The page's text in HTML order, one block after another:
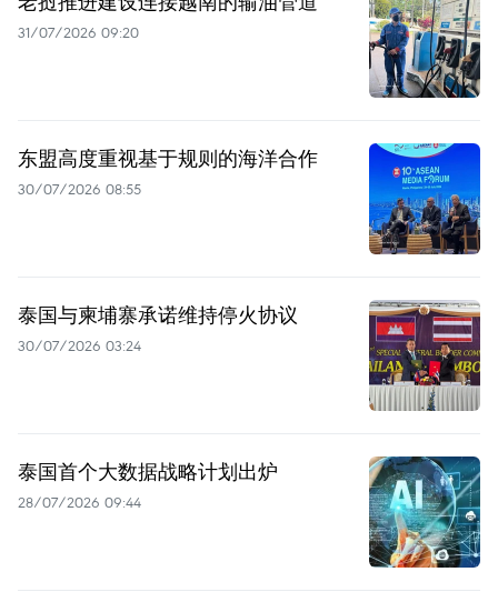
31/07/2026 09:20
东盟高度重视基于规则的海洋合作
30/07/2026 08:55
泰国与柬埔寨承诺维持停火协议
30/07/2026 03:24
泰国首个大数据战略计划出炉
28/07/2026 09:44